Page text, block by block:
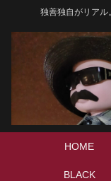
独善独自がリアル
HOME
BLACK